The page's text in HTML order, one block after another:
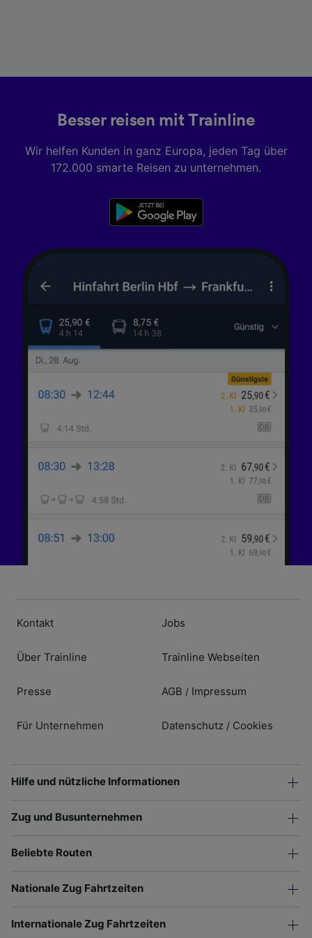
Besser reisen mit Trainline
Wir helfen Kunden in ganz Europa, jeden Tag über
172.000 smarte Reisen zu unternehmen.
Kontakt
Über Trainline
Presse
Für Unternehmen
Jobs
Trainline Webseiten
AGB / Impressum
Datenschutz / Cookies
Hilfe und nützliche Informationen
Zug und Busunternehmen
Beliebte Routen
Nationale Zug Fahrtzeiten
Internationale Zug Fahrtzeiten